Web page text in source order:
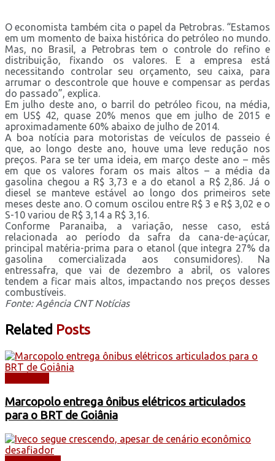
O economista também cita o papel da Petrobras. “Estamos
em um momento de baixa histórica do petróleo no mundo.
Mas, no Brasil, a Petrobras tem o controle do refino e
distribuição, fixando os valores. E a empresa está
necessitando controlar seu orçamento, seu caixa, para
arrumar o descontrole que houve e compensar as perdas
do passado”, explica.
Em julho deste ano, o barril do petróleo ficou, na média,
em US$ 42, quase 20% menos que em julho de 2015 e
aproximadamente 60% abaixo de julho de 2014.
A boa notícia para motoristas de veículos de passeio é
que, ao longo deste ano, houve uma leve redução nos
preços. Para se ter uma ideia, em março deste ano – mês
em que os valores foram os mais altos – a média da
gasolina chegou a R$ 3,73 e a do etanol a R$ 2,86. Já o
diesel se manteve estável ao longo dos primeiros sete
meses deste ano. O comum oscilou entre R$ 3 e R$ 3,02 e o
S-10 variou de R$ 3,14 a R$ 3,16.
Conforme Paranaiba, a variação, nesse caso, está
relacionada ao período da safra da cana-de-açúcar,
principal matéria-prima para o etanol (que integra 27% da
gasolina comercializada aos consumidores). Na
entressafra, que vai de dezembro a abril, os valores
tendem a ficar mais altos, impactando nos preços desses
combustíveis.
Fonte: Agência CNT Notícias
Related Posts
Marcopolo entrega ônibus elétricos articulados
para o BRT de Goiânia